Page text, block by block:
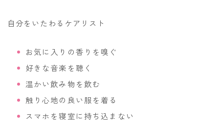
自分をいたわるケアリスト
お気に入りの香りを嗅ぐ
好きな音楽を聴く
温かい飲み物を飲む
触り心地の良い服を着る
スマホを寝室に持ち込まない